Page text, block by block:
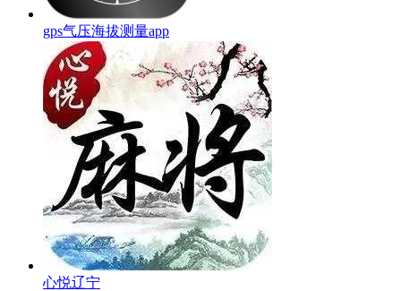
gps气压海拔测量app
心悦辽宁